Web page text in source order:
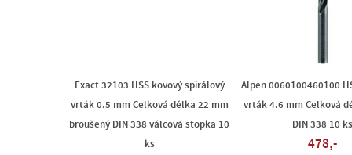
Exact 32103 HSS kovový spirálový
vrták 0.5 mm Celková délka 22 mm
broušený DIN 338 válcová stopka 10
ks
Alpen 0060100460100
vrták 4.6 mm Celková
DIN 338 10 ks
478,-